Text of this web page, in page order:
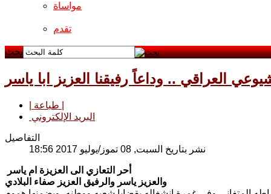
مواساة
تقدم
بحث
العراقي .. وداعاً رفيقنا العزيز ابا ياسر
البريد الإلكتروني
التفاصيل
نشر بتاريخ السبت, 08 تموز/يوليو 2017 18:56
أحر
التعازي الى العزيزة ام ياسر
والعزيز ياسر والرفيق العزيز صفاء البلادي